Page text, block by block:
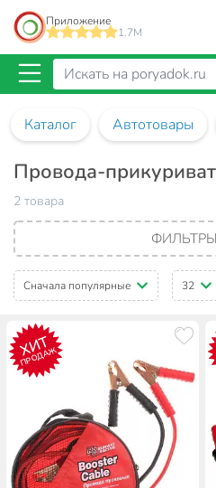
Приложение
1.7M
Каталог Автотовары
Провода-
2 товара
ФИЛЬТРЫ
Сначала популярные 32
ХИТ
ПРОДАЖ